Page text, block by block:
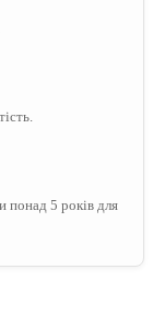
понад 5 років для